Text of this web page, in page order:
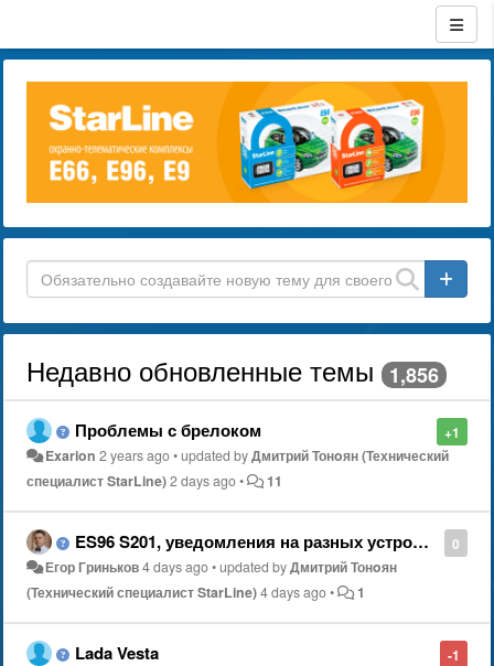
Недавно обновленные темы 1,856
+1
Проблемы с брелоком
Exarion 2 years ago•updated byДмитрий Тонoян (Технический
специалист StarLine)2 days ago• 11
0
ES96 S201, уведомления на разных устройствах.
Егор Гриньков4 days ago•updated byДмитрий Тонoян
(Технический специалист StarLine)4 days ago• 1
-1
Lada Vesta